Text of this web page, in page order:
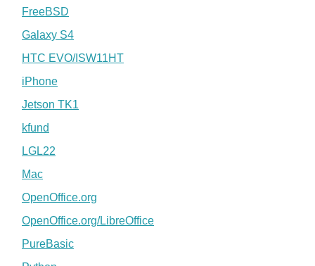
FreeBSD
Galaxy S4
HTC EVO/ISW11HT
iPhone
Jetson TK1
kfund
LGL22
Mac
OpenOffice.org
OpenOffice.org/LibreOffice
PureBasic